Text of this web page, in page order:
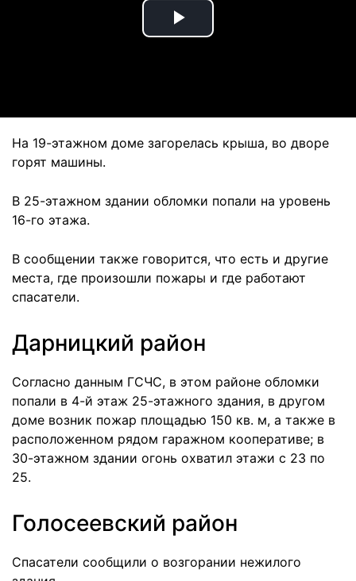
Play
На 19-этажном доме загорелась крыша, во дворе
горят машины.
В 25-этажном здании обломки попали на уровень
16-го этажа.
В сообщении также говорится, что есть и другие
места, где произошли пожары и где работают
спасатели.
Дарницкий район
Согласно данным ГСЧС, в этом районе обломки
попали в 4-й этаж 25-этажного здания, в другом
доме возник пожар площадью 150 кв. м, а также в
расположенном рядом гаражном кооперативе; в
30-этажном здании огонь охватил этажи с 23 по
25.
Голосеевский район
Спасатели сообщили о возгорании нежилого